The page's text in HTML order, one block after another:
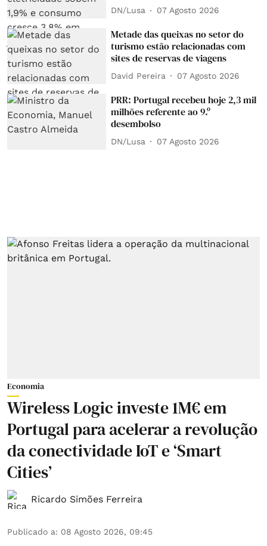
DN/Lusa 07 Agosto 2026
Metade das queixas no setor do
turismo estão relacionadas com
sites de reservas de viagens
David Pereira 07 Agosto 2026
PRR: Portugal recebeu hoje 2,3 mil
milhões referente ao 9.º
desembolso
DN/Lusa 07 Agosto 2026
Economia
Wireless Logic investe 1M€ em
Portugal para acelerar a revolução
da conectividade IoT e ‘Smart
Cities’
Ricardo Simões Ferreira
Publicado a: 08 Agosto 2026, 09:45